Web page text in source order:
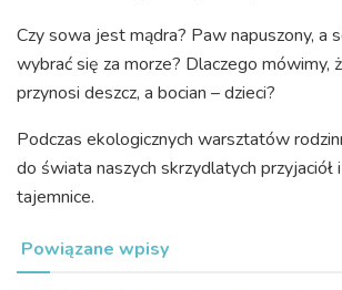
Czy sowa jest mądra? Paw napuszony, a
wybrać się za morze? Dlaczego mówimy,
przynosi deszcz, a bocian – dzieci?
Podczas ekologicznych warsztatów
do świata naszych skrzydlatych przyjaciół
tajemnice.
Powiązane wpisy